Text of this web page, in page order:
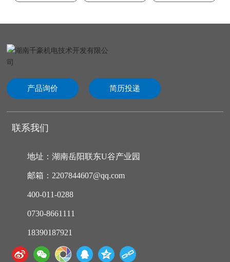
产品询价 简历投递
联系我们
地址：湖南岳阳联东U谷产业园
邮箱：2207844607@qq.com
400-011-0288
0730-8661111
18390187921